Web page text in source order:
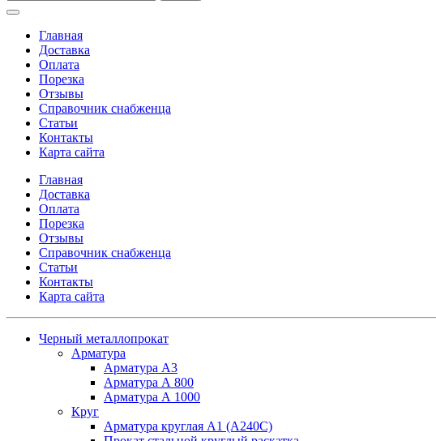
Главная
Доставка
Оплата
Порезка
Отзывы
Справочник снабженца
Статьи
Контакты
Карта сайта
Главная
Доставка
Оплата
Порезка
Отзывы
Справочник снабженца
Статьи
Контакты
Карта сайта
Черный металлопрокат
Арматура
Арматура А3
Арматура А 800
Арматура А 1000
Круг
Арматура круглая А1 (А240C)